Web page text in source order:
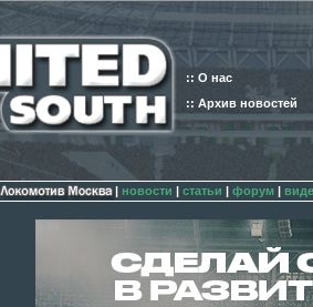
:: О нас
:: Архив новостей
| новости | статьи | форум |